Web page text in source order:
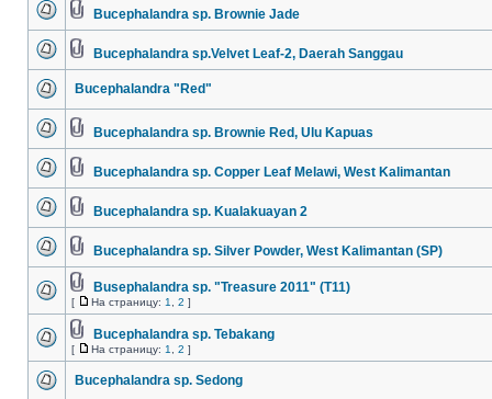
Bucephalandra sp. Brownie Jade
Bucephalandra sp.Velvet Leaf-2, Daerah Sanggau
Bucephalandra "Red"
Bucephalandra sp. Brownie Red, Ulu Kapuas
Bucephalandra sp. Copper Leaf Melawi, West Kalimantan
Bucephalandra sp. Kualakuayan 2
Bucephalandra sp. Silver Powder, West Kalimantan (SP)
Busephalandra sp. "Treasure 2011" (Т11)
[ На страницу: 1 2 ]
Bucephalandra sp. Tebakang
[ На страницу: 1 2 ]
Bucephalandra sp. Sedong